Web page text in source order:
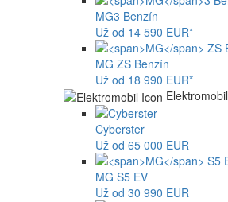
MG3 Benzín
Už od 14 590 EUR*
MG ZS Benzín
Už od 18 990 EUR*
Elektromobil
Cyberster
Už od 65 000 EUR
MG S5 EV
Už od 30 990 EUR